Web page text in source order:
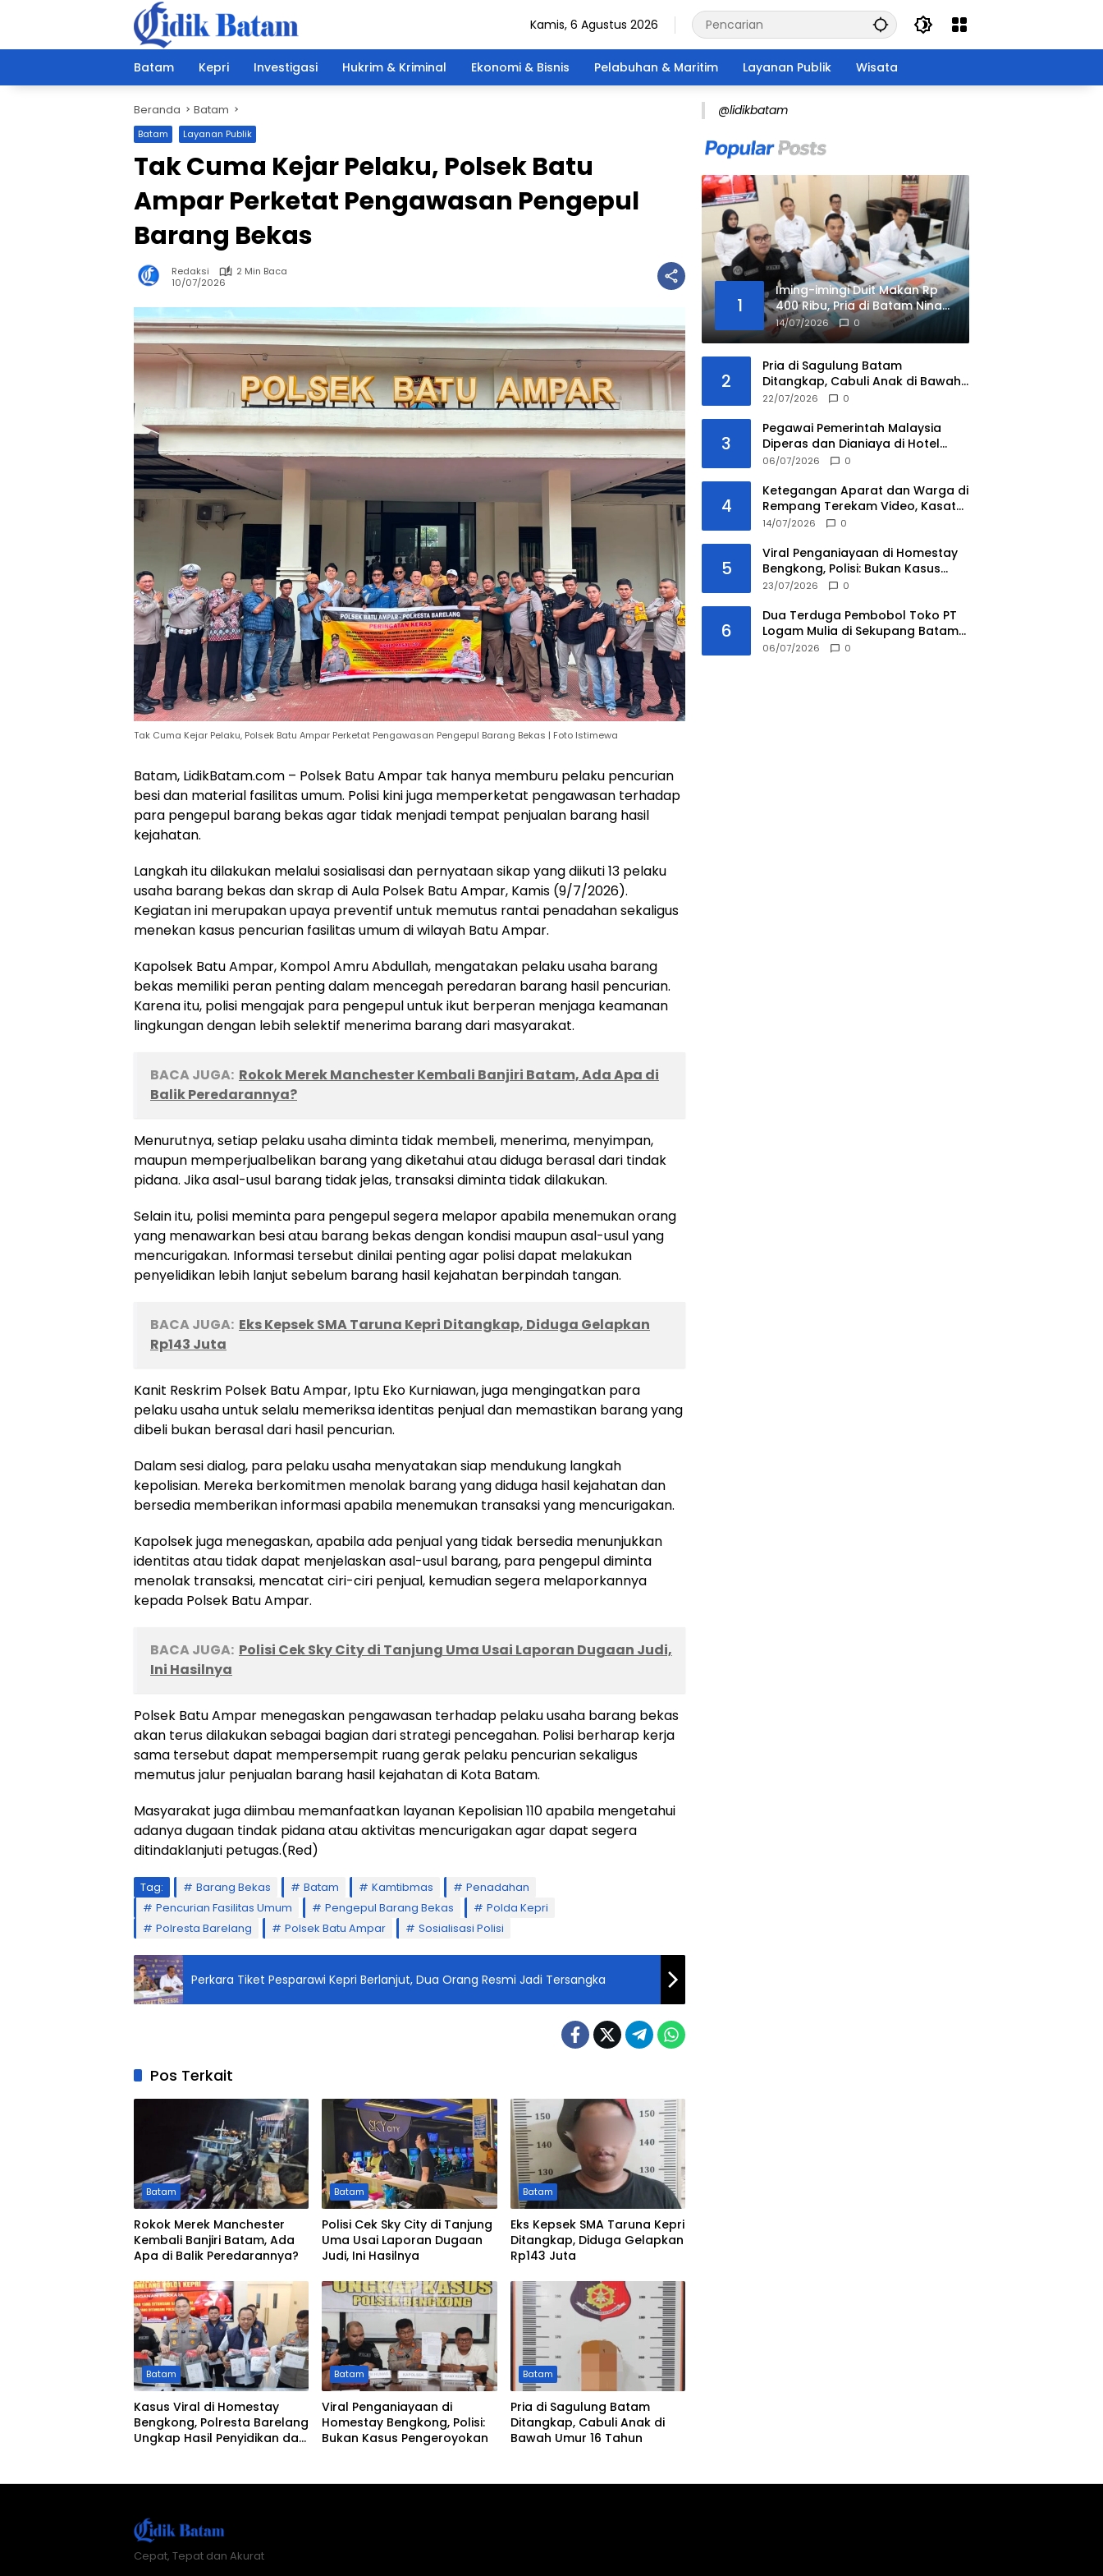
Kamis, 6 Agustus 2026
Batam Kepri Investigasi Hukrim & Kriminal Ekonomi & Bisnis Pelabuhan & Maritim Layanan Publik Wisata
Beranda Batam
Batam Layanan Publik
Tak Cuma Kejar Pelaku, Polsek Batu
Ampar Perketat Pengawasan Pengepul
Barang Bekas
Redaksi
2 Min Baca
10/07/2026
Tak Cuma Kejar Pelaku, Polsek Batu Ampar Perketat Pengawasan Pengepul Barang Bekas | Foto Istimewa
Batam, LidikBatam.com – Polsek Batu Ampar tak hanya memburu pelaku pencurian
besi dan material fasilitas umum. Polisi kini juga memperketat pengawasan terhadap
para pengepul barang bekas agar tidak menjadi tempat penjualan barang hasil
kejahatan.
Langkah itu dilakukan melalui sosialisasi dan pernyataan sikap yang diikuti 13 pelaku
usaha barang bekas dan skrap di Aula Polsek Batu Ampar, Kamis (9/7/2026).
Kegiatan ini merupakan upaya preventif untuk memutus rantai penadahan sekaligus
menekan kasus pencurian fasilitas umum di wilayah Batu Ampar.
Kapolsek Batu Ampar, Kompol Amru Abdullah, mengatakan pelaku usaha barang
bekas memiliki peran penting dalam mencegah peredaran barang hasil pencurian.
Karena itu, polisi mengajak para pengepul untuk ikut berperan menjaga keamanan
lingkungan dengan lebih selektif menerima barang dari masyarakat.
BACA JUGA: Rokok Merek Manchester Kembali Banjiri Batam, Ada Apa di
Balik Peredarannya?
Menurutnya, setiap pelaku usaha diminta tidak membeli, menerima, menyimpan,
maupun memperjualbelikan barang yang diketahui atau diduga berasal dari tindak
pidana. Jika asal-usul barang tidak jelas, transaksi diminta tidak dilakukan.
Selain itu, polisi meminta para pengepul segera melapor apabila menemukan orang
yang menawarkan besi atau barang bekas dengan kondisi maupun asal-usul yang
mencurigakan. Informasi tersebut dinilai penting agar polisi dapat melakukan
penyelidikan lebih lanjut sebelum barang hasil kejahatan berpindah tangan.
BACA JUGA: Eks Kepsek SMA Taruna Kepri Ditangkap, Diduga Gelapkan
Rp143 Juta
Kanit Reskrim Polsek Batu Ampar, Iptu Eko Kurniawan, juga mengingatkan para
pelaku usaha untuk selalu memeriksa identitas penjual dan memastikan barang yang
dibeli bukan berasal dari hasil pencurian.
Dalam sesi dialog, para pelaku usaha menyatakan siap mendukung langkah
kepolisian. Mereka berkomitmen menolak barang yang diduga hasil kejahatan dan
bersedia memberikan informasi apabila menemukan transaksi yang mencurigakan.
Kapolsek juga menegaskan, apabila ada penjual yang tidak bersedia menunjukkan
identitas atau tidak dapat menjelaskan asal-usul barang, para pengepul diminta
menolak transaksi, mencatat ciri-ciri penjual, kemudian segera melaporkannya
kepada Polsek Batu Ampar.
BACA JUGA: Polisi Cek Sky City di Tanjung Uma Usai Laporan Dugaan Judi,
Ini Hasilnya
Polsek Batu Ampar menegaskan pengawasan terhadap pelaku usaha barang bekas
akan terus dilakukan sebagai bagian dari strategi pencegahan. Polisi berharap kerja
sama tersebut dapat mempersempit ruang gerak pelaku pencurian sekaligus
memutus jalur penjualan barang hasil kejahatan di Kota Batam.
Masyarakat juga diimbau memanfaatkan layanan Kepolisian 110 apabila mengetahui
adanya dugaan tindak pidana atau aktivitas mencurigakan agar dapat segera
ditindaklanjuti petugas.(Red)
Tag: Barang Bekas Batam Kamtibmas
Penadahan
Pencurian Fasilitas Umum
Pengepul Barang Bekas
Polda Kepri
Polresta Barelang
Polsek Batu Ampar Sosialisasi Polisi
Perkara Tiket Pesparawi Kepri Berlanjut, Dua Orang Resmi Jadi Tersangka
Pos Terkait
Batam
Rokok Merek Manchester
Kembali Banjiri Batam, Ada
Apa di Balik Peredarannya?
Batam
Polisi Cek Sky City di Tanjung
Uma Usai Laporan Dugaan
Judi, Ini Hasilnya
Batam
Eks Kepsek SMA Taruna Kepri
Ditangkap, Diduga Gelapkan
Rp143 Juta
Batam
Kasus Viral di Homestay
Bengkong, Polresta Barelang
Ungkap Hasil Penyidikan dan
Batam
Viral Penganiayaan di
Homestay Bengkong, Polisi:
Bukan Kasus Pengeroyokan
Batam
Pria di Sagulung Batam
Ditangkap, Cabuli Anak di
Bawah Umur 16 Tahun
@lidikbatam
1
Iming-imingi Duit Makan Rp
400 Ribu, Pria di Batam Nina
Bobo 2 Anak di Bawah Umur
di Hotel
14/07/2026 0
2
Pria di Sagulung Batam
Ditangkap, Cabuli Anak di Bawah
Umur 16 Tahun
22/07/2026 0
3
Pegawai Pemerintah Malaysia
Diperas dan Dianiaya di Hotel
Batam, Dua Pelaku Ditangkap
06/07/2026 0
4
Ketegangan Aparat dan Warga di
Rempang Terekam Video, Kasat
Intelkam Ucap ‘Saya Tidak Ada
14/07/2026 0
5
Viral Penganiayaan di Homestay
Bengkong, Polisi: Bukan Kasus
Pengeroyokan
23/07/2026 0
6
Dua Terduga Pembobol Toko PT
Logam Mulia di Sekupang Batam
Ditangkap, Satu Buron
06/07/2026 0
Cepat, Tepat dan Akurat